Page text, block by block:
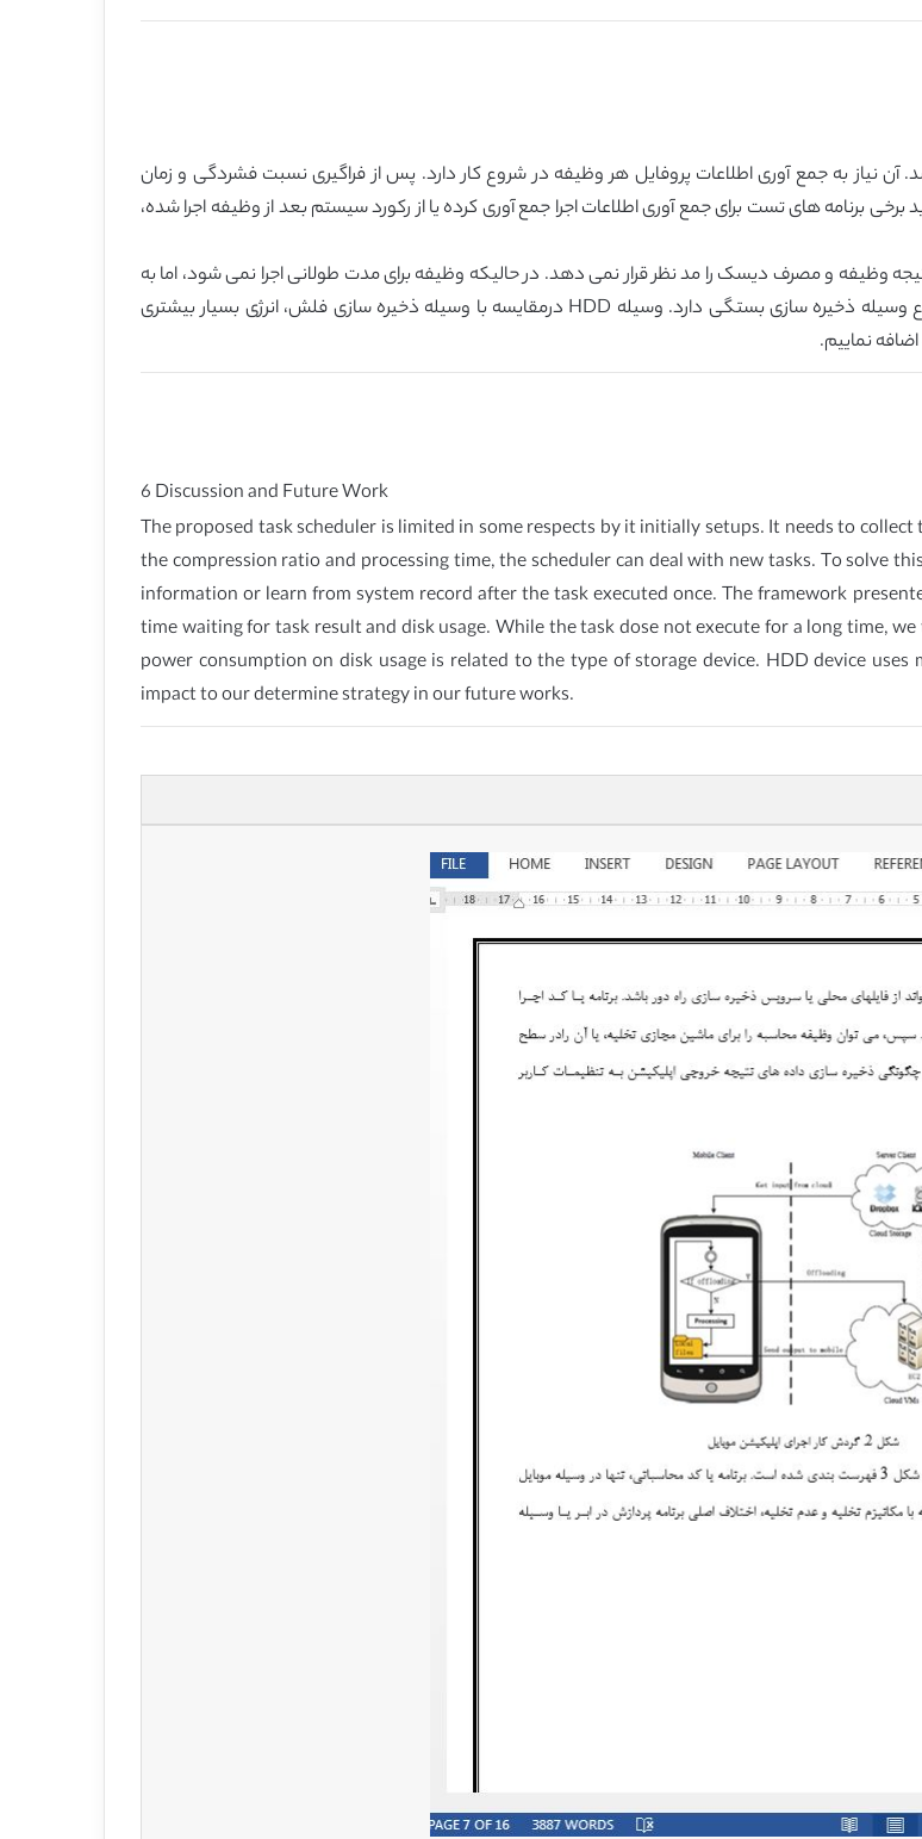
آن نیاز به جمع آوری اطلاعات پروفایل هر وظیفه در شروع کار دارد. پس از فراگیری نسبت فشردگی و زمان
برخی برنامه های تست برای جمع آوری اطلاعات اجرا جمع آوری کرده یا از رکورد سیستم بعد از وظیفه اجرا شده،
وظیفه و مصرف دیسک را مد نظر قرار نمی دهد. در حالیکه وظیفه برای مدت طولانی اجرا نمی شود، اما به
نظر ما مصرف توان شبیه مصرف نرمال می باشد. مصرف توان دیسک به نوع وسیله ذخیره سازی بستگی دارد. وسیله HDD درمقایسه با وسیله ذخیره سازی فلش، انرژی بسیار بیشتری
نماییم.
6 Discussion and Future Work
The proposed task scheduler is limited in some respects by it initially setups. It needs to
the compression ratio and processing time, the scheduler can deal with new tasks. To solve
information or learn from system record after the task executed once. The framework
time waiting for task result and disk usage. While the task dose not execute for a long time,
power consumption on disk usage is related to the type of storage device. HDD device
impact to our determine strategy in our future works.